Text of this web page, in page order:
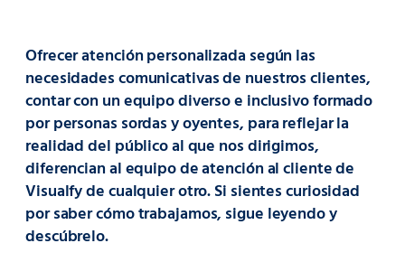
Ofrecer atención personalizada según las
necesidades comunicativas de nuestros clientes,
contar con un equipo diverso e inclusivo formado
por personas sordas y oyentes, para reflejar la
realidad del público al que nos dirigimos,
diferencian al equipo de atención al cliente de
Visualfy de cualquier otro. Si sientes curiosidad
por saber cómo trabajamos, sigue leyendo y
descúbrelo.